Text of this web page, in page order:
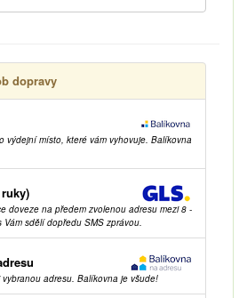
dopravy
výdejní místo, které vám vyhovuje. Balíkovna
doveze na předem zvolenou adresu mezi 8 -
sdělí dopředu SMS zprávou.
vybranou adresu. Balíkovna je všude!